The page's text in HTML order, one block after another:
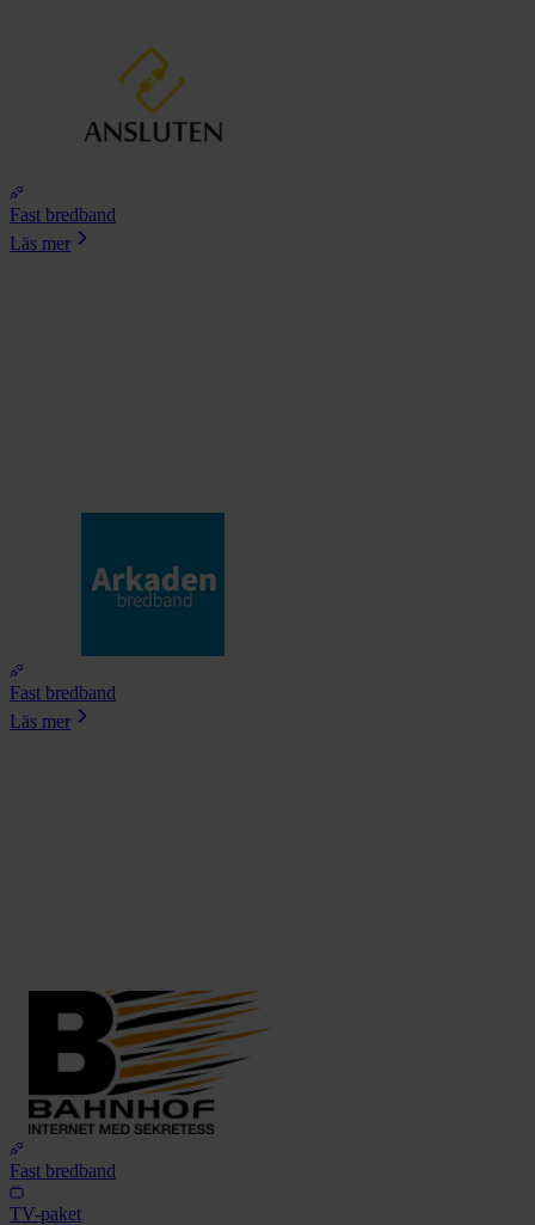
Fast bredband
Läs mer
Fast bredband
Läs mer
Fast bredband
TV-paket